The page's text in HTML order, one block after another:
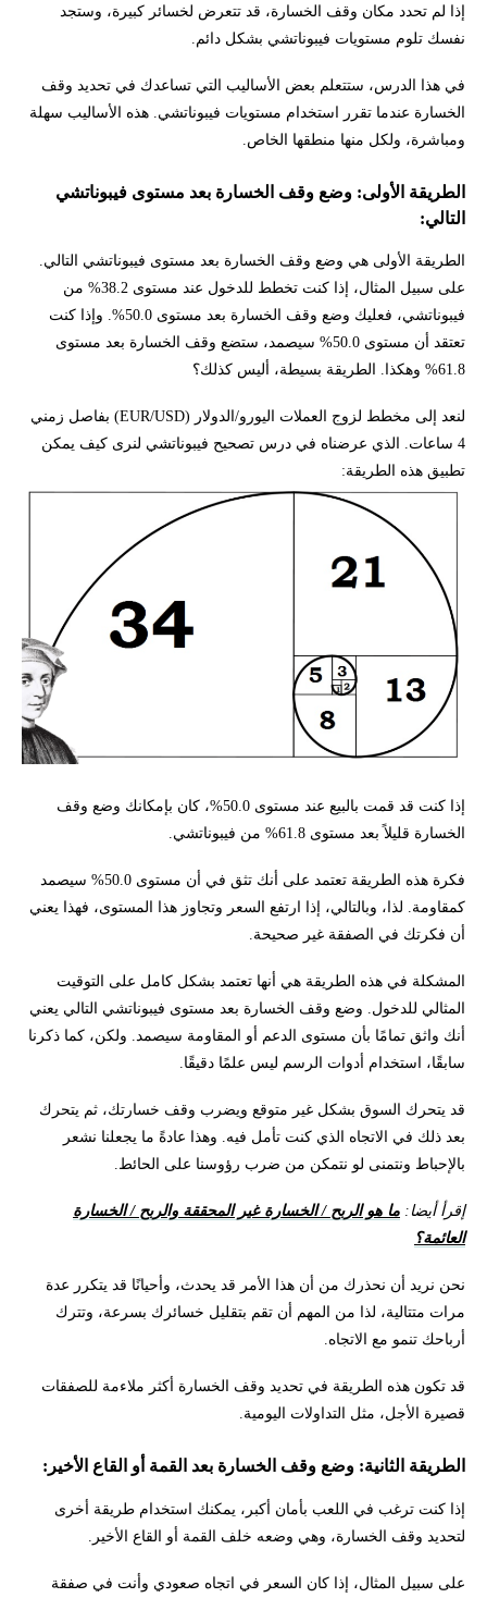
إذا لم تحدد مكان وقف الخسارة، قد تتعرض لخسائر كبيرة، وستجد
نفسك تلوم مستويات فيبوناتشي بشكل دائم.
في هذا الدرس، ستتعلم بعض الأساليب التي تساعدك في تحديد وقف
الخسارة عندما تقرر استخدام مستويات فيبوناتشي. هذه الأساليب سهلة
ومباشرة، ولكل منها منطقها الخاص.
الطريقة الأولى: وضع وقف الخسارة بعد مستوى فيبوناتشي
التالي:
الطريقة الأولى هي وضع وقف الخسارة بعد مستوى فيبوناتشي التالي.
على سبيل المثال، إذا كنت تخطط للدخول عند مستوى 38.2% من
فيبوناتشي، فعليك وضع وقف الخسارة بعد مستوى 50.0%. وإذا كنت
تعتقد أن مستوى 50.0% سيصمد، ستضع وقف الخسارة بعد مستوى
61.8% وهكذا. الطريقة بسيطة، أليس كذلك؟
لنعد إلى مخطط لزوج العملات اليورو/الدولار (EUR/USD) بفاصل زمني
4 ساعات. الذي عرضناه في درس تصحيح فيبوناتشي لنرى كيف يمكن
تطبيق هذه الطريقة:
إذا كنت قد قمت بالبيع عند مستوى 50.0%، كان بإمكانك وضع وقف
الخسارة قليلاً بعد مستوى 61.8% من فيبوناتشي.
فكرة هذه الطريقة تعتمد على أنك تثق في أن مستوى 50.0% سيصمد
كمقاومة. لذا، وبالتالي، إذا ارتفع السعر وتجاوز هذا المستوى، فهذا يعني
أن فكرتك في الصفقة غير صحيحة.
المشكلة في هذه الطريقة هي أنها تعتمد بشكل كامل على التوقيت
المثالي للدخول. وضع وقف الخسارة بعد مستوى فيبوناتشي التالي يعني
أنك واثق تمامًا بأن مستوى الدعم أو المقاومة سيصمد. ولكن، كما ذكرنا
سابقًا، استخدام أدوات الرسم ليس علمًا دقيقًا.
قد يتحرك السوق بشكل غير متوقع ويضرب وقف خسارتك، ثم يتحرك
بعد ذلك في الاتجاه الذي كنت تأمل فيه. وهذا عادةً ما يجعلنا نشعر
بالإحباط ونتمنى لو نتمكن من ضرب رؤوسنا على الحائط.
إقرأ أيضا: ما هو الربح / الخسارة غير المحققة والربح / الخسارة
العائمة؟
نحن نريد أن نحذرك من أن هذا الأمر قد يحدث، وأحيانًا قد يتكرر عدة
مرات متتالية، لذا من المهم أن تقم بتقليل خسائرك بسرعة، وتترك
أرباحك تنمو مع الاتجاه.
قد تكون هذه الطريقة في تحديد وقف الخسارة أكثر ملاءمة للصفقات
قصيرة الأجل، مثل التداولات اليومية.
الطريقة الثانية: وضع وقف الخسارة بعد القمة أو القاع الأخير:
إذا كنت ترغب في اللعب بأمان أكبر، يمكنك استخدام طريقة أخرى
لتحديد وقف الخسارة، وهي وضعه خلف القمة أو القاع الأخير.
على سبيل المثال، إذا كان السعر في اتجاه صعودي وأنت في صفقة